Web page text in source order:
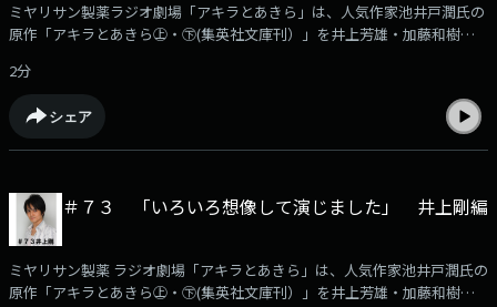
ミヤリサン製薬ラジオ劇場「アキラとあきら」は、人気作家池井戸潤氏の
原作「アキラとあきら㊤・㊦(集英社文庫刊）」を井上芳雄・加藤和樹のW
豪華出演者の「収録後の声」を収録！アフタートークとして番組の裏話や
役作りに付いてなど様々なエピソードをお届けします。本編はKBCラジオ
で毎週月曜日ごご6時30分から放送！（日曜あさ７時３０分から再放送）
今回の登場は、山崎瑛の上司・不動公二役の金田明夫さんです。
2分
シェア
＃７３ 「いろいろ想像して演じました」 井上剛編
ミヤリサン製薬 ラジオ劇場「アキラとあきら」は、人気作家池井戸潤氏の
原作「アキラとあきら㊤・㊦(集英社文庫刊）」を井上芳雄・加藤和樹のW